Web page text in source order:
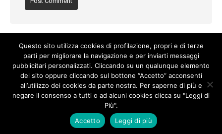
Privacy Policy
© Copyright 2017. All Rights Reserved.
Questo sito utilizza cookies di profilazione, propri e di terze
parti per migliorare la navigazione e per inviarti messaggi
pubblicitari personalizzati. Cliccando su un qualunque elemento
del sito oppure cliccando sul bottone “Accetto” acconsenti
all’utilizzo dei cookies da parte nostra. Per saperne di più e
negare il consenso a tutti o ad alcuni cookies clicca su "Leggi di
Più".
Accetto
Leggi di più